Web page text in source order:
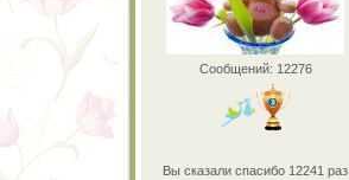
Сообщений: 12276
Вы сказали спасибо 12241 раз